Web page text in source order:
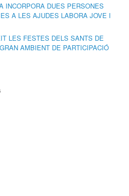
INCORPORA DUES PERSONES
A LES AJUDES LABORA JOVE I
LES FESTES DELS SANTS DE
AMBIENT DE PARTICIPACIÓ